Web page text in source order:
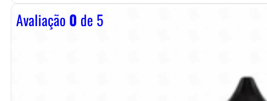
Avaliação0 de 5